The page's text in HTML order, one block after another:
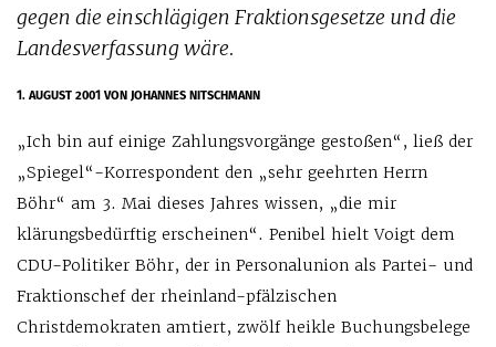
gegen die einschlägigen Fraktionsgesetze und die
Landesverfassung wäre.
1. AUGUST 2001VON JOHANNES NITSCHMANN
„Ich bin auf einige Zahlungsvorgänge gestoßen“, ließ der
„Spiegel“-Korrespondent den „sehr geehrten Herrn
Böhr“ am 3. Mai dieses Jahres wissen, „die mir
klärungsbedürftig erscheinen“. Penibel hielt Voigt dem
CDU-Politiker Böhr, der in Personalunion als Partei- und
Fraktionschef der rheinland-pfälzischen
Christdemokraten amtiert, zwölf heikle Buchungsbelege